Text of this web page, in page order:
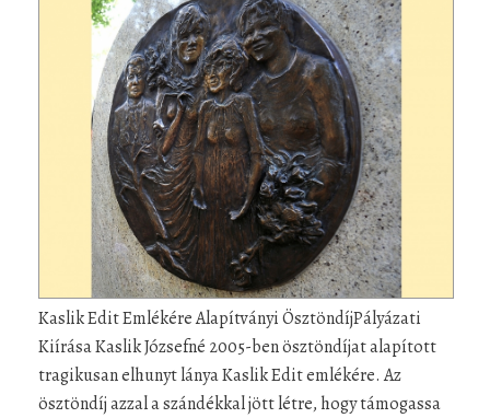
Kaslik Edit Emlékére Alapítványi ÖsztöndíjPályázati
Kiírása Kaslik Józsefné 2005-ben ösztöndíjat alapított
tragikusan elhunyt lánya Kaslik Edit emlékére. Az
ösztöndíj azzal a szándékkal jött létre, hogy támogassa